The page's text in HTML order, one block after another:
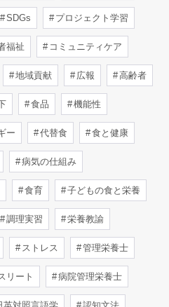
SDGs プロジェクト学習
福祉 コミュニティケア
地域貢献 広報 高齢者
食品 機能性
ー 代替食 食と健康
病気の仕組み
食育 子どもの食と栄養
調理実習 栄養教諭
ストレス 管理栄養士
リート 病院管理栄養士